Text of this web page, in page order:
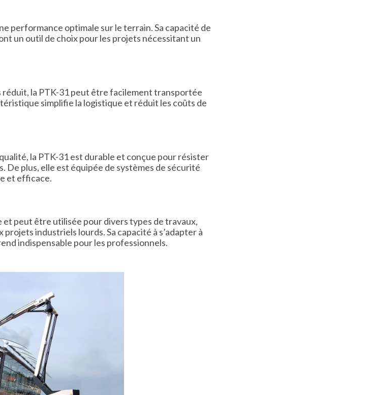
performance optimale sur le terrain. Sa capacité de
un outil de choix pour les projets nécessitant un
réduit, la PTK-31 peut être facilement transportée
simplifie la logistique et réduit les coûts de
la PTK-31 est durable et conçue pour résister
De plus, elle est équipée de systèmes de sécurité
et efficace.
peut être utilisée pour divers types de travaux,
industriels lourds. Sa capacité à s’adapter à
indispensable pour les professionnels.